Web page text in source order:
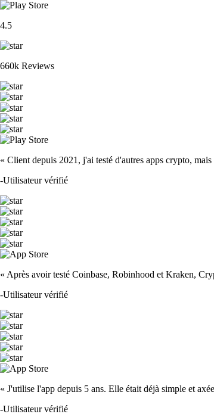
4.5
660k Reviews
« Client depuis 2021, j'ai testé d'autres apps crypto,
-Utilisateur vérifié
« Après avoir testé Coinbase, Robinhood et Kraken,
-Utilisateur vérifié
« J'utilise l'app depuis 5 ans. Elle était déjà simple et
-Utilisateur vérifié